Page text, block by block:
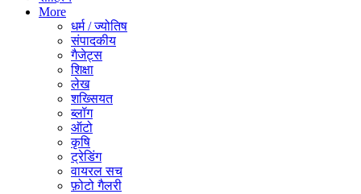
More
धर्म / ज्योतिष
संपादकीय
गैजेट्स
शिक्षा
लेख
शख्सियत
ब्लॉग
ऑटो
कृषि
ट्रेडिंग
वायरल सच
फ़ोटो गैलरी